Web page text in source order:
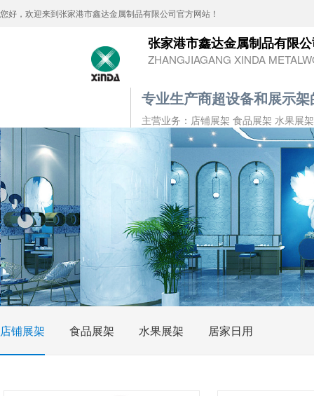
您好，欢迎来到张家港市鑫达金属制品有限公司官方网站！
张家港市鑫达金属制品有限
ZHANGJIAGANG XINDA
专业生产商超设备和展示
主营业务：店铺展架 食品展架 水果展
店铺展架 食品展架 水果展架 居家日用